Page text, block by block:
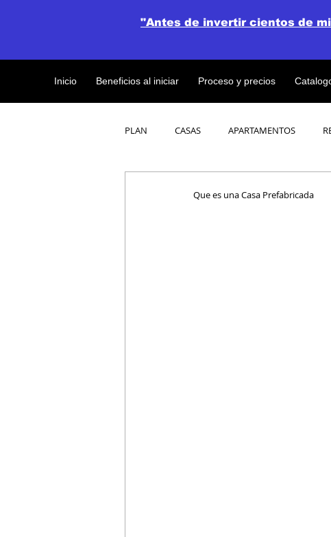
Inicio Beneficios al iniciar Proceso y precios
"Antes de invertir cientos de
PLAN CASAS APARTAMENTOS
Que es una Casa Prefabricada